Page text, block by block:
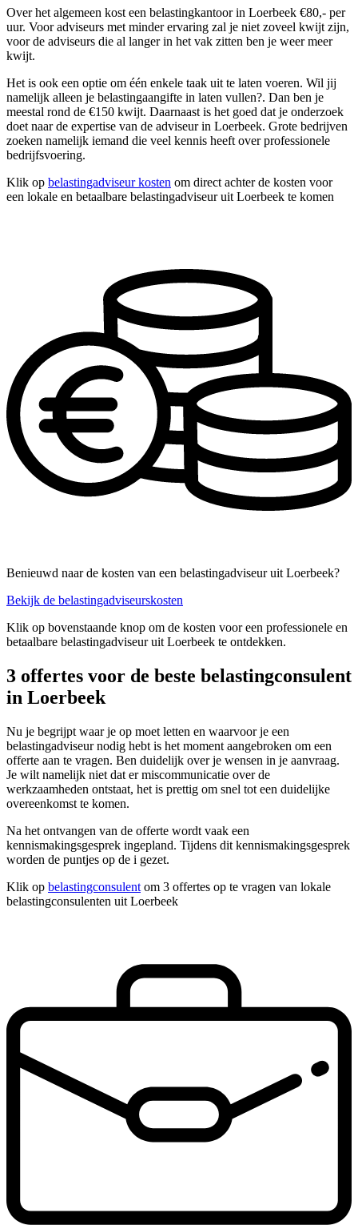
Over het algemeen kost een belastingkantoor in Loerbeek €80,- per
uur. Voor adviseurs met minder ervaring zal je niet zoveel kwijt zijn,
voor de adviseurs die al langer in het vak zitten ben je weer meer
kwijt.
Het is ook een optie om één enkele taak uit te laten voeren. Wil jij
namelijk alleen je belastingaangifte in laten vullen?. Dan ben je
meestal rond de €150 kwijt. Daarnaast is het goed dat je onderzoek
doet naar de expertise van de adviseur in Loerbeek. Grote bedrijven
zoeken namelijk iemand die veel kennis heeft over professionele
bedrijfsvoering.
Klik op belastingadviseur kosten om direct achter de kosten voor
een lokale en betaalbare belastingadviseur uit Loerbeek te komen
Benieuwd naar de kosten van een belastingadviseur uit Loerbeek?
Bekijk de belastingadviseurskosten
Klik op bovenstaande knop om de kosten voor een professionele en
betaalbare belastingadviseur uit Loerbeek te ontdekken.
3 offertes voor de beste belastingconsulent
in Loerbeek
Nu je begrijpt waar je op moet letten en waarvoor je een
belastingadviseur nodig hebt is het moment aangebroken om een
offerte aan te vragen. Ben duidelijk over je wensen in je aanvraag.
Je wilt namelijk niet dat er miscommunicatie over de
werkzaamheden ontstaat, het is prettig om snel tot een duidelijke
overeenkomst te komen.
Na het ontvangen van de offerte wordt vaak een
kennismakingsgesprek ingepland. Tijdens dit kennismakingsgesprek
worden de puntjes op de i gezet.
Klik op belastingconsulent om 3 offertes op te vragen van lokale
belastingconsulenten uit Loerbeek